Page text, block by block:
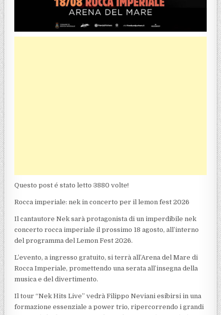
Questo post é stato letto 3880 volte!
Rocca imperiale: nek in concerto per il lemon fest 2026
Il cantautore Nek sarà protagonista di un imperdibile nek
concerto rocca imperiale il prossimo 18 agosto, all’interno
del programma del Lemon Fest 2026.
L’evento, a ingresso gratuito, si terrà all’Arena del Mare di
Rocca Imperiale, promettendo una serata all’insegna della
musica e del divertimento.
Il tour “Nek Hits Live” vedrà Filippo Neviani esibirsi in una
formazione essenziale a power trio, ripercorrendo i grandi